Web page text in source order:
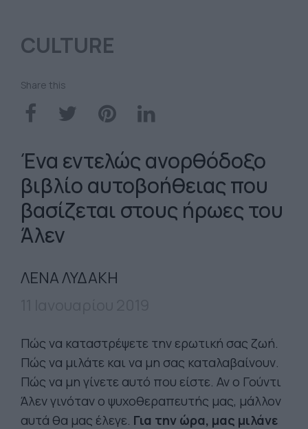
CULTURE
Share this
Ένα εντελώς ανορθόδοξο
βιβλίο αυτοβοήθειας που
βασίζεται στους ήρωες του
Άλεν
ΛΕΝΑ ΛΥΔΑΚΗ
Πώς να καταστρέψετε την ερωτική σας ζωή.
Πώς να μιλάτε και να μη σας καταλαβαίνουν.
Πώς να μη γίνετε αυτό που είστε. Αν ο Γούντι
Άλεν γινόταν ο ψυχοθεραπευτής μας, μάλλον
αυτά θα μας έλεγε. Για την ώρα, μας μιλάνε